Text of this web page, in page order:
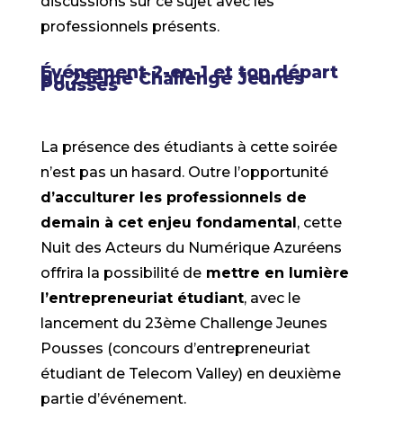
professionnels présents.
Événement 2-en-1 et top départ
du 23ème Challenge Jeunes
Pousses
La présence des étudiants à cette soirée
n’est pas un hasard. Outre l’opportunité
d’acculturer les professionnels de
demain à cet enjeu fondamental, cette
Nuit des Acteurs du Numérique Azuréens
offrira la possibilité demettre en lumière
l’entrepreneuriat étudiant, avec le
lancement du 23ème Challenge Jeunes
Pousses (concours d’entrepreneuriat
étudiant de Telecom Valley) en deuxième
partie d’événement.